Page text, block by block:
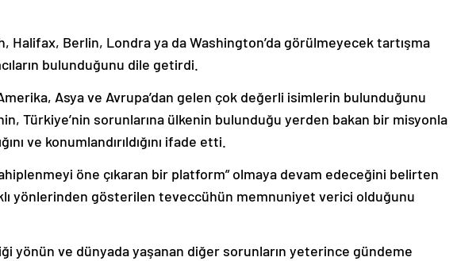
Halifax, Berlin, Londra ya da Washington’da görülmeyecek tartışma
bulunduğunu dile getirdi.
Asya ve Avrupa’dan gelen çok değerli isimlerin bulunduğunu
Türkiye’nin sorunlarına ülkenin bulunduğu yerden bakan bir misyonla
ve konumlandırıldığını ifade etti.
öne çıkaran bir platform” olmaya devam edeceğini belirten
yönlerinden gösterilen teveccühün memnuniyet verici olduğunu
yönün ve dünyada yaşanan diğer sorunların yeterince gündeme